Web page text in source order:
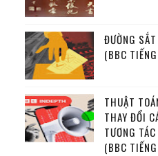
ĐƯỜNG
(BBC
THUẬT
THAY ĐỔI
TƯƠNG
(BBC